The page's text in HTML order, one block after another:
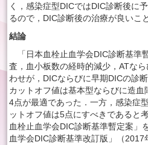
く，感染症型DICではDIC診断後に
るので，DIC診断後の治療が良いこ
結論
「日本血栓止血学会DIC診断基準
査，血小板数の経時的減少，ATな
わせが，DICならびに早期DICの診
カットオフ値は基本型ならびに造血
4点が最適であった．一方，感染症
ットオフ値は5点にすべきであると
血栓止血学会DIC診断基準暫定案」
血学会DIC診断基準改訂版」（2017